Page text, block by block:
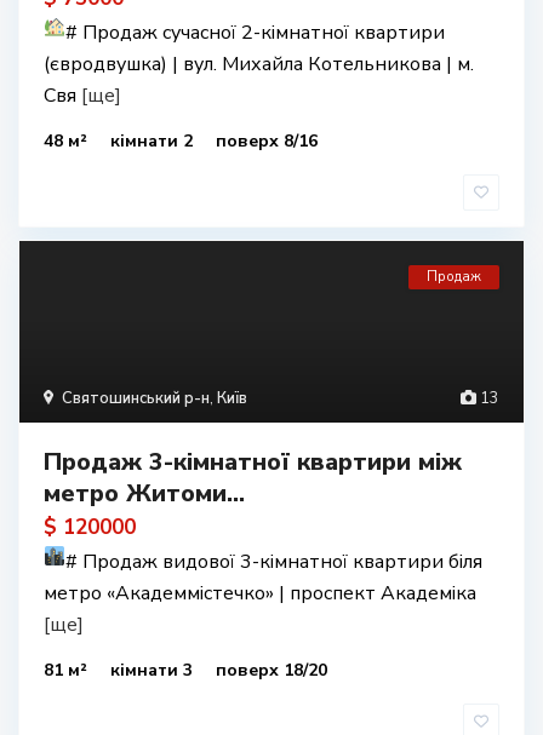
# Продаж сучасної 2-кімнатної квартири
(євродвушка) | вул. Михайла Котельникова | м.
Свя [ще]
48 м² кімнати 2 поверх 8/16
13
Святошинський р-н, Київ
Продаж
Продаж 3-кімнатної квартири між
метро Житоми...
$ 120000
# Продаж видової 3-кімнатної квартири біля
метро «Академмістечко» | проспект Академіка
[ще]
81 м² кімнати 3 поверх 18/20